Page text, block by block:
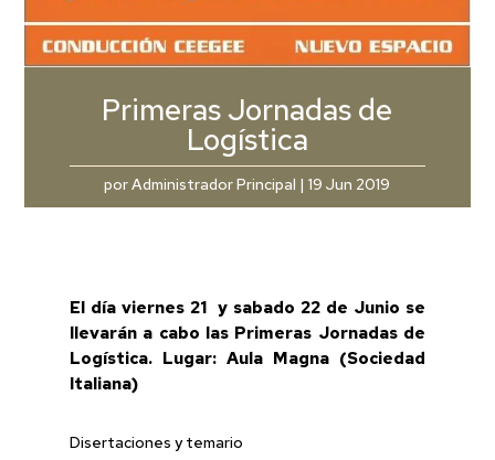
Primeras Jornadas de
Logística
porAdministrador Principal |19 Jun 2019
El día viernes 21 y sabado 22 de Junio se
llevarán a cabo las Primeras Jornadas de
Logística. Lugar: Aula Magna (Sociedad
Italiana)
Disertaciones y temario